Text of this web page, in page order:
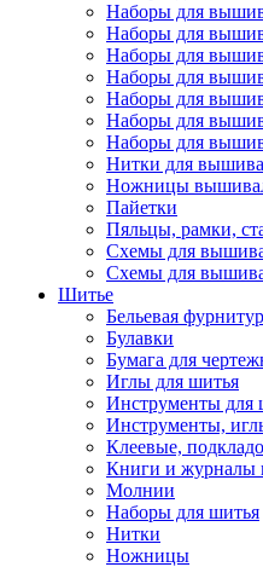
Наборы для
Наборы для
Наборы для
Наборы для
Наборы для
Наборы для
Наборы для
Нитки для
Ножницы
Пайетки
Пяльцы, рамки,
Схемы для
Схемы для
Шитье
Бельевая
Булавки
Бумага для
Иглы для шитья
Инструменты для
Инструменты,
Клеевые,
Книги и журналы
Молнии
Наборы для шитья
Нитки
Ножницы